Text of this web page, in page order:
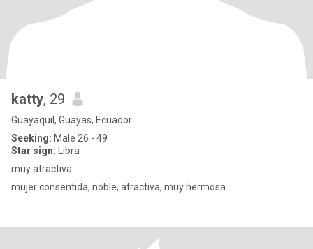
katty, 29
Guayaquil, Guayas, Ecuador
Seeking: Male 26 - 49
Star sign: Libra
muy atractiva
mujer consentida, noble, atractiva, muy hermosa